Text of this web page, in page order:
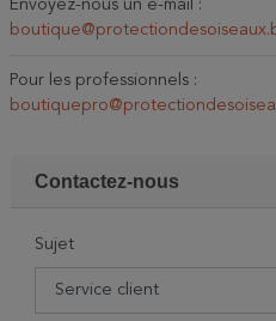
Envoyez-nous un e-mail :
Pour les professionnels :
Contactez-nous
Sujet